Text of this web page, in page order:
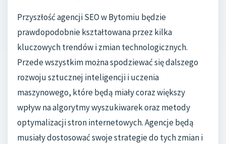
Przyszłość agencji SEO w Bytomiu będzie
prawdopodobnie kształtowana przez kilka
kluczowych trendów i zmian technologicznych.
Przede wszystkim można spodziewać się dalszego
rozwoju sztucznej inteligencji i uczenia
maszynowego, które będą miały coraz większy
wpływ na algorytmy wyszukiwarek oraz metody
optymalizacji stron internetowych. Agencje będą
musiały dostosować swoje strategie do tych zmian i